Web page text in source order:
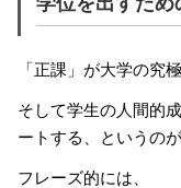
「正課」が大学の究極
そして学生の人間的
ートする、というの
フレーズ的には、